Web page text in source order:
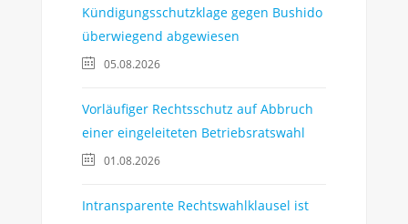
Kündigungsschutzklage gegen Bushido
überwiegend abgewiesen
05.08.2026
Vorläufiger Rechtsschutz auf Abbruch
einer eingeleiteten Betriebsratswahl
01.08.2026
Intransparente Rechtswahlklausel ist